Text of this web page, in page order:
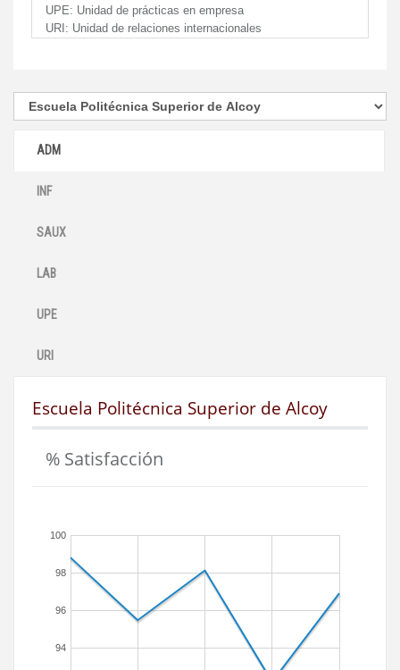
UPE: Unidad de prácticas en empresa
URI: Unidad de relaciones internacionales
ADM
INF
SAUX
LAB
UPE
URI
Escuela Politécnica Superior de Alcoy
% Satisfacción
94
96
98
100